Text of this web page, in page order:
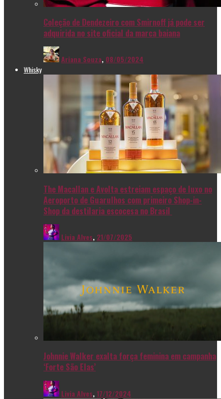
Coleção de Dendezeiro com Smirnoff já pode ser
adquirida no site oficial da marca baiana
Ariana Souza, 08/05/2024
Whisky
The Macallan e Avolta estreiam espaço de luxo no
Aeroporto de Guarulhos com primeiro Shop-in-
Shop da destilaria escocesa no Brasil
Livia Alves, 21/07/2025
Johnnie Walker exalta força feminina em campanha
‘Forte São Elas’
Livia Alves,17/12/2024